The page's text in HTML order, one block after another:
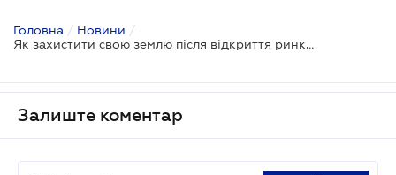
Головна / Новини /
Як захистити свою землю після відкриття ринку землі
Залиште коментар